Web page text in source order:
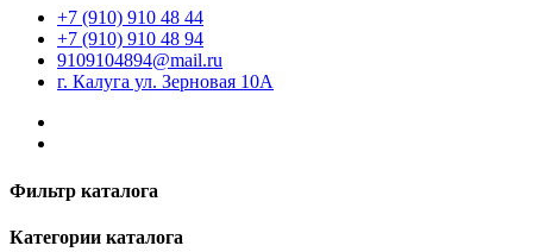
+7 (910) 910 48 44
+7 (910) 910 48 94
9109104894@mail.ru
г. Калуга ул. Зерновая 10А
Фильтр каталога
Категории каталога